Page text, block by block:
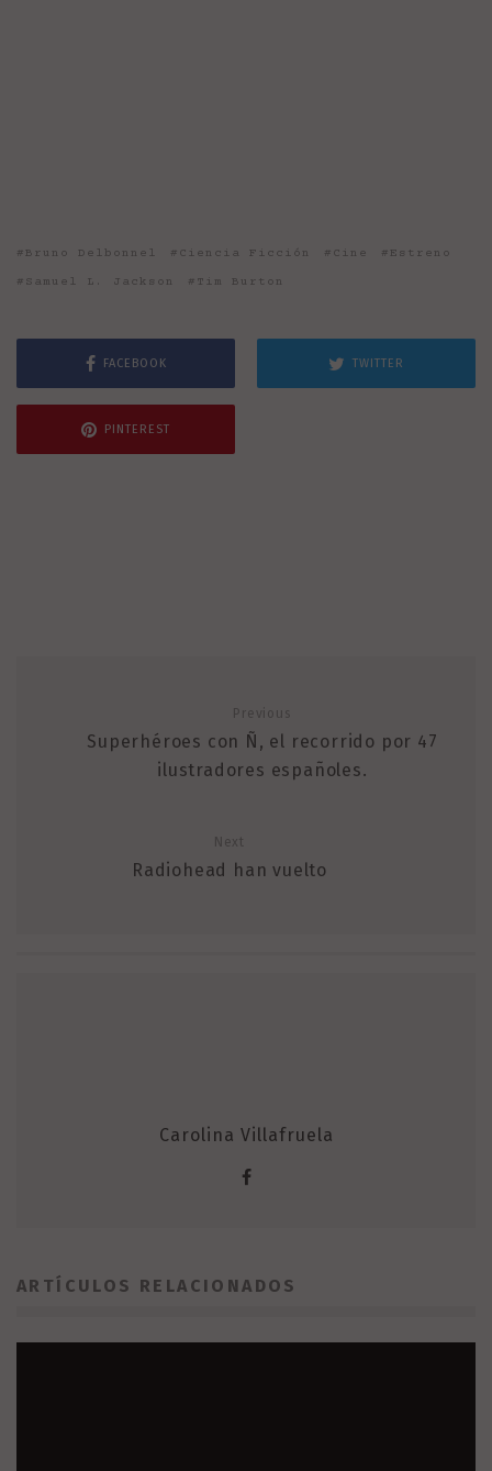
Bruno Delbonnel Ciencia Ficción Cine
Estreno
Samuel L. Jackson
Tim Burton
FACEBOOK TWITTER
PINTEREST
Previous
Superhéroes con Ñ, el recorrido por 47
ilustradores españoles.
Next
Radiohead han vuelto
Carolina Villafruela
ARTÍCULOS RELACIONADOS